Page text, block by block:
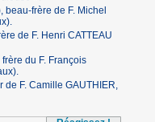
beau-frère de F. Michel
de F. Henri CATTEAU
du F. François
F. Camille GAUTHIER,